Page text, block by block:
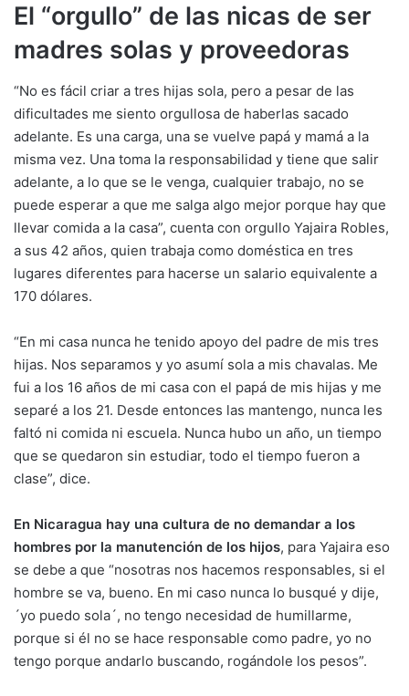
El “orgullo” de las nicas de ser
madres solas y proveedoras
“No es fácil criar a tres hijas sola, pero a pesar de las
dificultades me siento orgullosa de haberlas sacado
adelante. Es una carga, una se vuelve papá y mamá a la
misma vez. Una toma la responsabilidad y tiene que salir
adelante, a lo que se le venga, cualquier trabajo, no se
puede esperar a que me salga algo mejor porque hay que
llevar comida a la casa”, cuenta con orgullo Yajaira Robles,
a sus 42 años, quien trabaja como doméstica en tres
lugares diferentes para hacerse un salario equivalente a
170 dólares.
“En mi casa nunca he tenido apoyo del padre de mis tres
hijas. Nos separamos y yo asumí sola a mis chavalas. Me
fui a los 16 años de mi casa con el papá de mis hijas y me
separé a los 21. Desde entonces las mantengo, nunca les
faltó ni comida ni escuela. Nunca hubo un año, un tiempo
que se quedaron sin estudiar, todo el tiempo fueron a
clase”, dice.
En Nicaragua hay una cultura de no demandar a los
hombres por la manutención de los hijos, para Yajaira eso
se debe a que “nosotras nos hacemos responsables, si el
hombre se va, bueno. En mi caso nunca lo busqué y dije,
´yo puedo sola´, no tengo necesidad de humillarme,
porque si él no se hace responsable como padre, yo no
tengo porque andarlo buscando, rogándole los pesos”.